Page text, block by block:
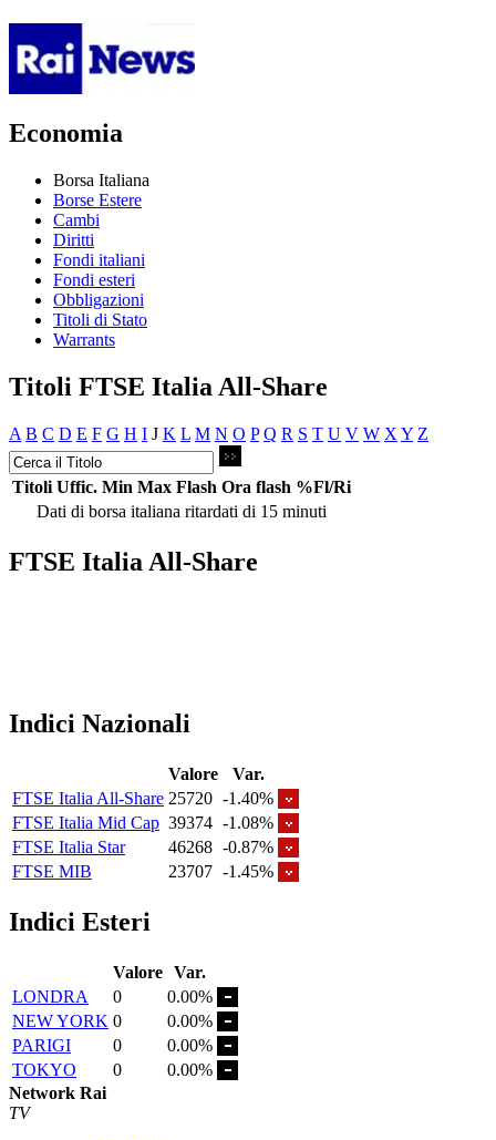
Economia
Borsa Italiana
Borse Estere
Cambi
Diritti
Fondi italiani
Fondi esteri
Obbligazioni
Titoli di Stato
Warrants
Titoli FTSE Italia All-Share
A B C D E F G H I J K L M N O P Q R S T U V W X Y Z
Titoli Uffic. Min Max Flash Ora flash %Fl/Ri
Dati di borsa italiana ritardati di 15 minuti
FTSE Italia All-Share
Indici Nazionali
Valore
Var.
FTSE Italia All-Share 25720 -1.40%
FTSE Italia Mid Cap 39374 -1.08%
FTSE Italia Star
46268 -0.87%
FTSE MIB
23707 -1.45%
Indici Esteri
Valore Var.
LONDRA
0
0.00%
NEW YORK 0
0.00%
PARIGI
0
0.00%
TOKYO
0
0.00%
Network Rai
TV